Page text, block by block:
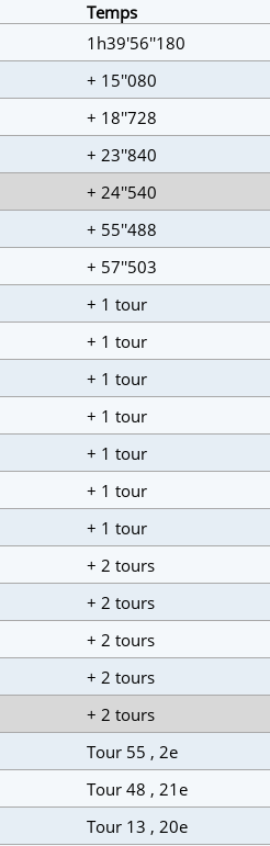
Temps
1h39'56''180
+ 15''080
+ 18''728
+ 23''840
+ 24''540
+ 55''488
+ 57''503
+ 1 tour
+ 1 tour
+ 1 tour
+ 1 tour
+ 1 tour
+ 1 tour
+ 1 tour
+ 2 tours
+ 2 tours
+ 2 tours
+ 2 tours
+ 2 tours
Tour 55 , 2e
Tour 48 , 21e
Tour 13 , 20e